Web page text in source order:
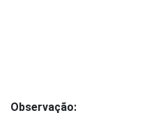
Observação: